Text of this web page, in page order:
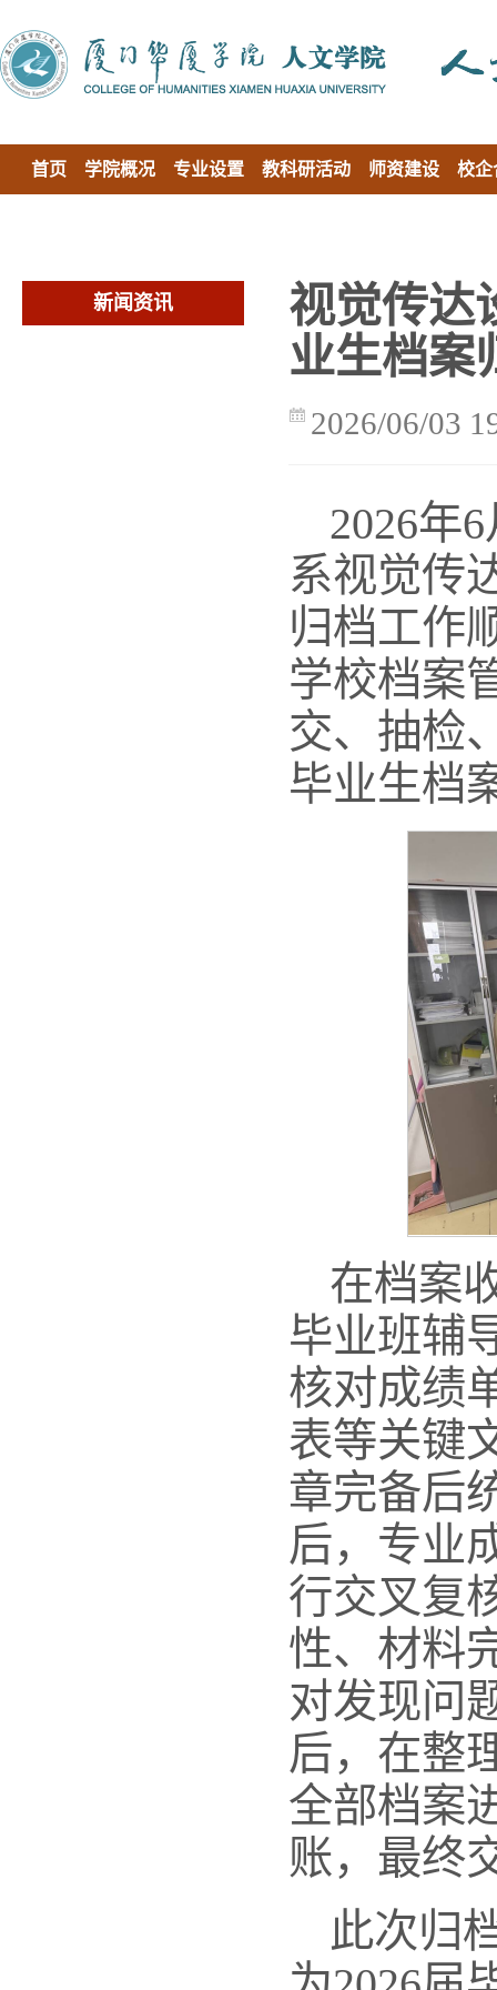
首页 学院概况 专业设置 教科研活动 师资建设 校企
新闻资讯
视觉传达
业生档案
2026/06/03
2026年
系视觉传
归档工作
学校档案
交、抽检
毕业生档
在档案
毕业班辅
核对成绩
表等关键
章完备后
后，专业
行交叉复
性、材料
对发现问
后，在整
全部档案
账，最终
此次归